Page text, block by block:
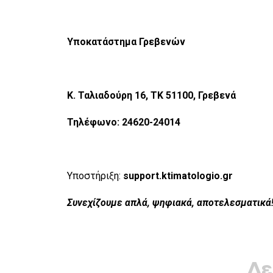
Υποκατάστημα Γρεβενών
Κ. Ταλιαδούρη 16, ΤΚ 51100, Γρεβενά
Τηλέφωνο: 24620-24014
Υποστήριξη: support.ktimatologio.gr
Συνεχίζουμε απλά, ψηφιακά,